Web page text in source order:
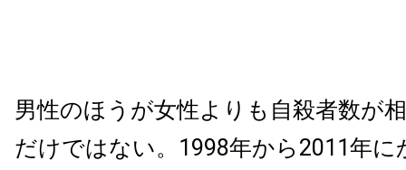
男性のほうが女性よりも自殺者数が
だけではない。1998年から2011年に